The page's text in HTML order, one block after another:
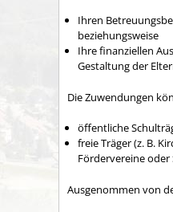
Ihren
beziehungsweise
Ihre finanziellen
Gestaltung der
Die Zuwendungen
öffentliche
freie Träger (z. B.
Fördervereine
Ausgenommen von